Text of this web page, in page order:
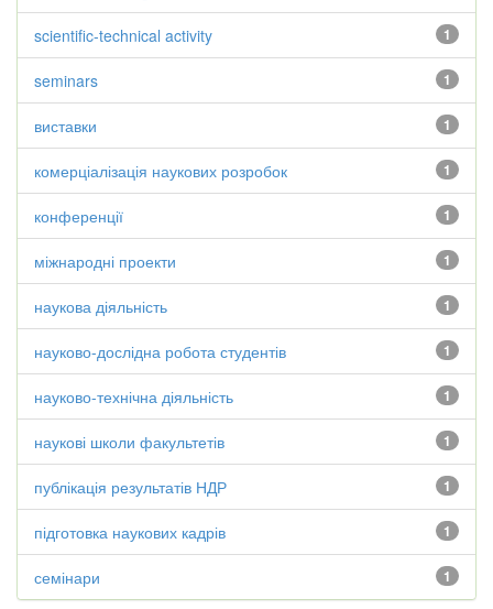
1
scientific-technical activity
1
seminars
1
виставки
1
комерціалізація наукових розробок
1
конференції
1
міжнародні проекти
1
наукова діяльність
1
науково-дослідна робота студентів
1
науково-технічна діяльність
1
наукові школи факультетів
1
публікація результатів НДР
1
підготовка наукових кадрів
1
семінари